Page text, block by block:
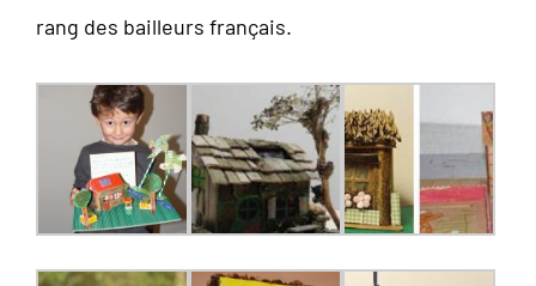
rang des bailleurs français.